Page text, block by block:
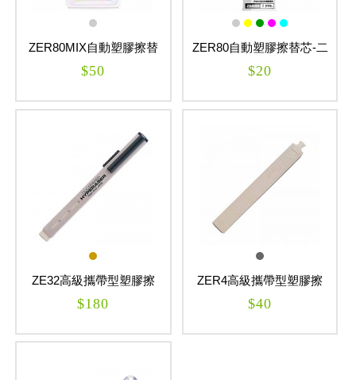
ZER80MIX自動塑膠擦替
芯-六支裝 CLIC ERASER
$50
ZER80自動塑膠擦替芯-二
支裝 CLIC ERASER
$20
ZE32高級攜帶型塑膠擦
CLIC ERASER
$180
ZER4高級攜帶型塑膠擦
替芯 CLIC ERASER
$40